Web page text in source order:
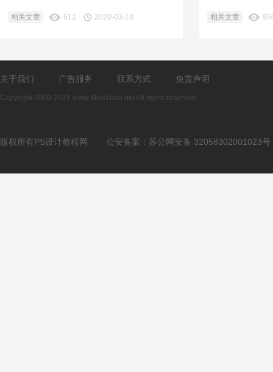
相关文章 612 2020-03-18 相关文章
关于我们 广告服务 联系方式 免责声明
Copyright 2009-2021 www.MissYuan.net All rights reserved.
版权所有PS设计教程网 公安备案： 苏公网安备 32058302001023号